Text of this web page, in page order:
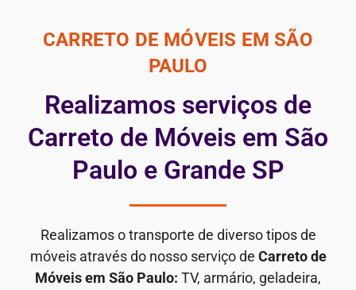
CARRETO DE MÓVEIS EM SÃO
PAULO
Realizamos serviços de
Carreto de Móveis em São
Paulo e Grande SP
Realizamos o transporte de diverso tipos de
móveis através do nosso serviço de Carreto de
Móveis em São Paulo: TV, armário, geladeira,